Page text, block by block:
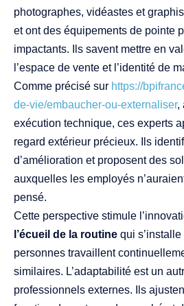
photographes, vidéastes et
et ont des équipements de pointe
impactants. Ils savent mettre en
l’espace de vente et l’identité de
Comme précisé sur https://
de-vie/embaucher-ou-externaliser,
exécution technique, ces experts
regard extérieur précieux. Ils
d’amélioration et proposent des
auxquelles les employés
pensé.
Cette perspective stimule
l’écueil de la routine qui
personnes travaillent
similaires. L’adaptabilité est un
professionnels externes. Ils